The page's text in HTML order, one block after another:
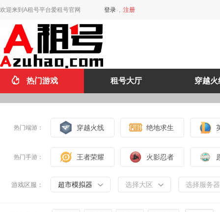
欢迎来到A租号平台爱租号官网 登录 , 注册
热门游戏 租号大厅 穿越火
热门端游： 穿越火线 绝地求生
热门手游： 王者荣耀 火影忍者
游戏区服： 超市模拟器 选择大区 选择服务器